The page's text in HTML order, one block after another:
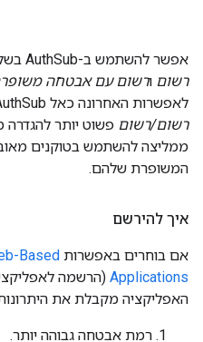
אפשר להשתמש ב-AuthSub בשלושה מצבים שונים:
רשום ורשום עם אבטחה
לאפשרות האחרונה כאל AuthSub מאובטח. למרות ש
רשום/רשום
ממליצה להשתמש בטוקנים
המשופרת שלהם.
איך להירשם
אם בוחרים באפשרות Based
Applications (הרשמה
האפליקציה מקבלת את
רמת אבטחה גבוהה יותר.